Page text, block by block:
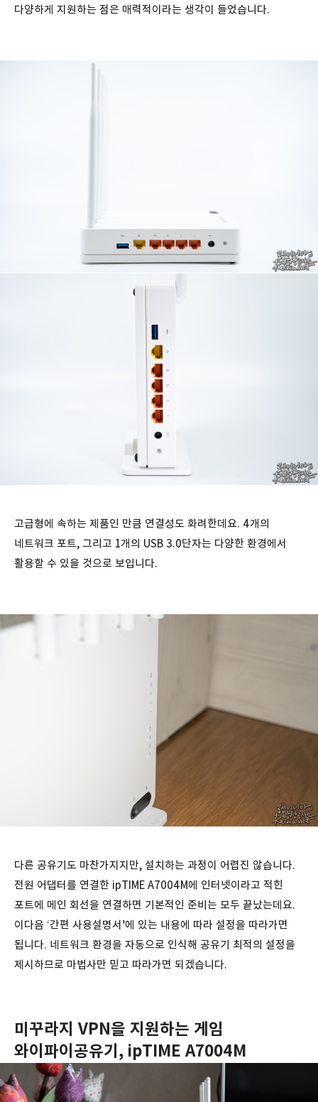
다양하게 지원하는 점은 매력적이라는 생각이 들었습니다.
고급형에 속하는 제품인 만큼 연결성도 화려한데요. 4개의
네트워크 포트, 그리고 1개의 USB 3.0단자는 다양한 환경에서
활용할 수 있을 것으로 보입니다.
다른 공유기도 마찬가지지만, 설치하는 과정이 어렵진 않습니다.
전원 어댑터를 연결한 ipTIME A7004M에 인터넷이라고 적힌
포트에 메인 회선을 연결하면 기본적인 준비는 모두 끝났는데요.
이다음 ‘간편 사용설명서’에 있는 내용에 따라 설정을 따라가면
됩니다. 네트워크 환경을 자동으로 인식해 공유기 최적의 설정을
제시하므로 마법사만 믿고 따라가면 되겠습니다.
미꾸라지 VPN을 지원하는 게임
와이파이공유기, ipTIME A7004M